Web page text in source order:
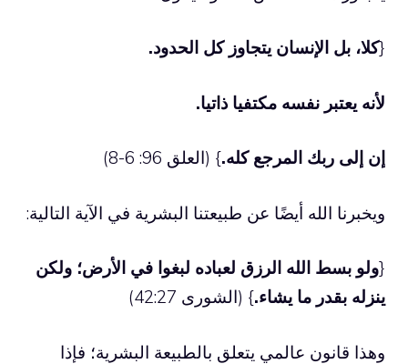
{كلا، بل الإنسان يتجاوز كل الحدود.
لأنه يعتبر نفسه مكتفيا ذاتيا.
إن إلى ربك المرجع كله.} (العلق 96: 6-8)
ويخبرنا الله أيضًا عن طبيعتنا البشرية في الآية التالية:
{ولو بسط الله الرزق لعباده لبغوا في الأرض؛ ولكن
ينزله بقدر ما يشاء.} (الشورى 42:27)
وهذا قانون عالمي يتعلق بالطبيعة البشرية؛ فإذا